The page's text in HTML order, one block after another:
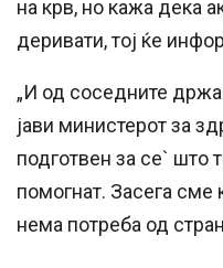
на крв, но кажа дека
деривати, тој ќе
„И од соседните
јави министерот за
подготвен за се` што
помогнат. Засега сме
нема потреба од